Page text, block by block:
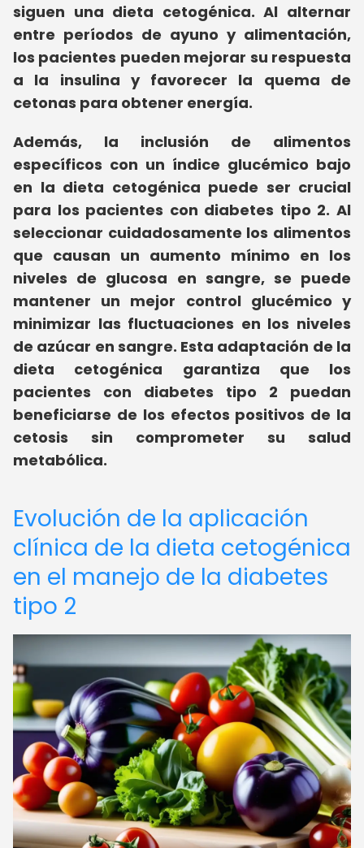
siguen una dieta cetogénica. Al alternar
entre períodos de ayuno y alimentación,
los pacientes pueden mejorar su respuesta
a la insulina y favorecer la quema de
cetonas para obtener energía.
Además, la inclusión de alimentos
específicos con un índice glucémico bajo
en la dieta cetogénica puede ser crucial
para los pacientes con diabetes tipo 2. Al
seleccionar cuidadosamente los alimentos
que causan un aumento mínimo en los
niveles de glucosa en sangre, se puede
mantener un mejor control glucémico y
minimizar las fluctuaciones en los niveles
de azúcar en sangre. Esta adaptación de la
dieta cetogénica garantiza que los
pacientes con diabetes tipo 2 puedan
beneficiarse de los efectos positivos de la
cetosis sin comprometer su salud
metabólica.
Evolución de la aplicación
clínica de la dieta cetogénica
en el manejo de la diabetes
tipo 2